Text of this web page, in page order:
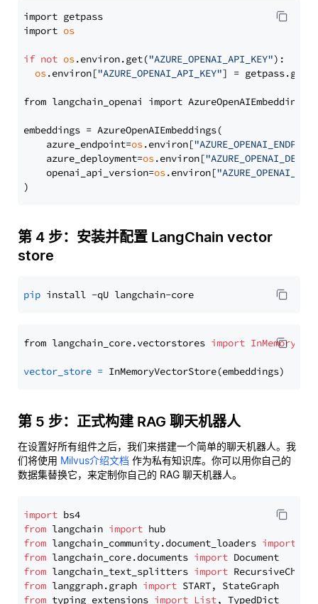
import getpass
import os
if not os.environ.get("AZURE_OPENAI_API_KEY"):
os.environ["AZURE_OPENAI_API_KEY"] =
from langchain_openai import AzureOpenAIEmbeddings
embeddings = AzureOpenAIEmbeddings(
    azure_endpoint=
os.environ[
    azure_deployment=
os.environ[
    openai_api_version=
os.environ[
第 4 步：安装并配置 LangChain vector
store
pip
from langchain_core.vectorstores import
vector_store =
第 5 步：正式构建 RAG 聊天机器人
在设置好所有组件之后，我们来搭建一个简单的聊天机器人。我
们将使用 Milvus介绍文档 作为私有知识库。你可以用你自己的
数据集替换它，来定制你自己的 RAG 聊天机器人。
import
from langchain import
from langchain_community.document_loaders import
from langchain_core.documents import
from langchain_text_splitters import
from langgraph.graph import
from typing_extensions import List, TypedDict